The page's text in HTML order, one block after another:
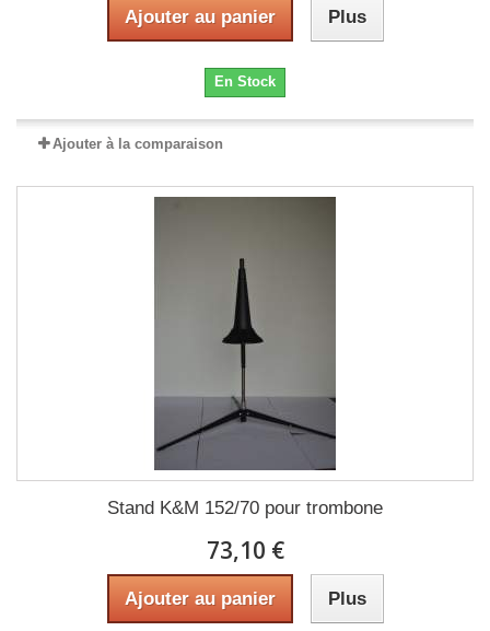
Ajouter au panier Plus
En Stock
Ajouter à la comparaison
Stand K&M 152/70 pour trombone
73,10 €
Ajouter au panier Plus